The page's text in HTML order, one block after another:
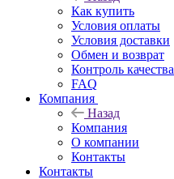
Как купить
Условия оплаты
Условия доставки
Обмен и возврат
Контроль качества
FAQ
Компания
Назад
Компания
О компании
Контакты
Контакты